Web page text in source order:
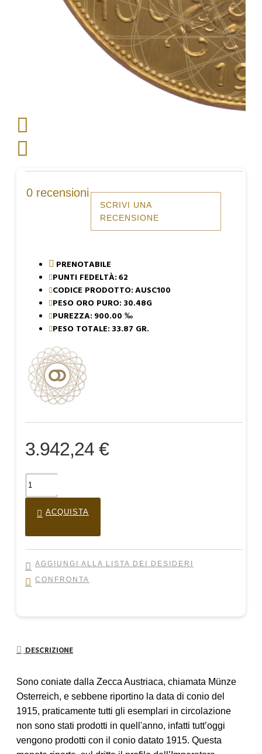
0 recensioni
SCRIVI UNA
RECENSIONE
3.942,24 €
PRENOTABILE
PUNTI FEDELTÀ: 62
CODICE PRODOTTO: AUSC100
PESO ORO PURO: 30.48G
PUREZZA: 900.00 ‰
PESO TOTALE: 33.87 GR.
ACQUISTA
AGGIUNGI ALLA LISTA DEI DESIDERI
CONFRONTA
DESCRIZIONE
Sono coniate dalla Zecca Austriaca, chiamata Münze
Osterreich, e sebbene riportino la data di conio del
1915, praticamente tutti gli esemplari in circolazione
non sono stati prodotti in quell'anno, infatti tutt’oggi
vengono prodotti con il conio datato 1915. Questa